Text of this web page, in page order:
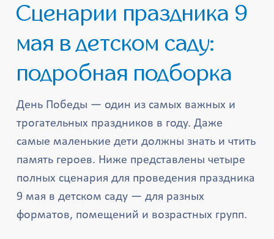
Сценарии праздника 9
мая в детском саду:
подробная подборка
День Победы — один из самых важных и
трогательных праздников в году. Даже
самые маленькие дети должны знать и чтить
память героев. Ниже представлены четыре
полных сценария для проведения праздника
9 мая в детском саду — для разных
форматов, помещений и возрастных групп.